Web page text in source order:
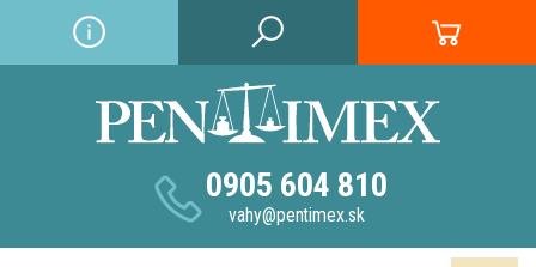
0905 604 810
vahy@pentimex.sk